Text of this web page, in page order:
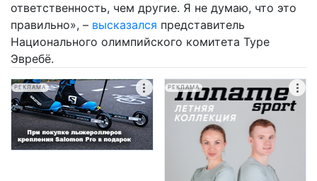
ответственность, чем другие. Я не думаю, что это
правильно», – высказался представитель
Национального олимпийского комитета Туре
Эвребё.
РЕКЛАМА РЕКЛАМА